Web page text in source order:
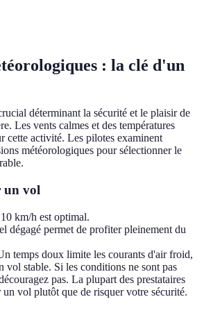
: la clé d'un
déterminant la sécurité et le plaisir de
Les vents calmes et des températures
cette activité. Les pilotes examinent
météorologiques pour sélectionner le
un vol
km/h est optimal.
dégagé permet de profiter pleinement du
temps doux limite les courants d'air froid,
vol stable. Si les conditions ne sont pas
pas. La plupart des prestataires
un vol plutôt que de risquer votre sécurité.